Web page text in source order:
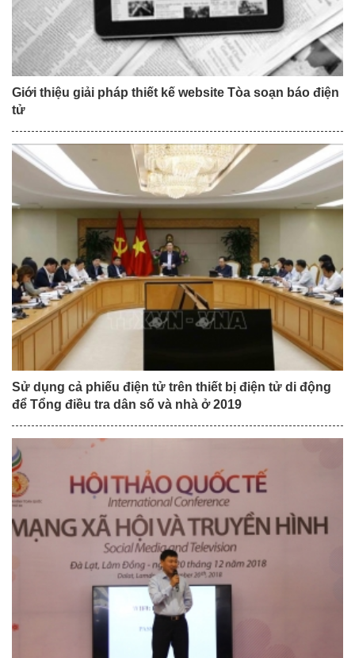
Giới thiệu giải pháp thiết kế website Tòa soạn báo điện
tử
Sử dụng cả phiếu điện tử trên thiết bị điện tử di động
để Tổng điều tra dân số và nhà ở 2019